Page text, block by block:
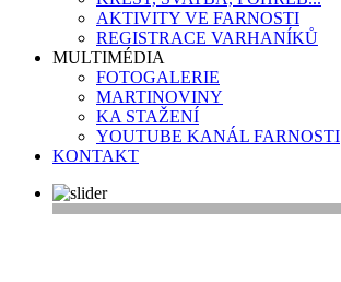
AKTIVITY VE FARNOSTI
REGISTRACE VARHANÍKŮ
MULTIMÉDIA
FOTOGALERIE
MARTINOVINY
KA STAŽENÍ
YOUTUBE KANÁL FARNOSTI
KONTAKT